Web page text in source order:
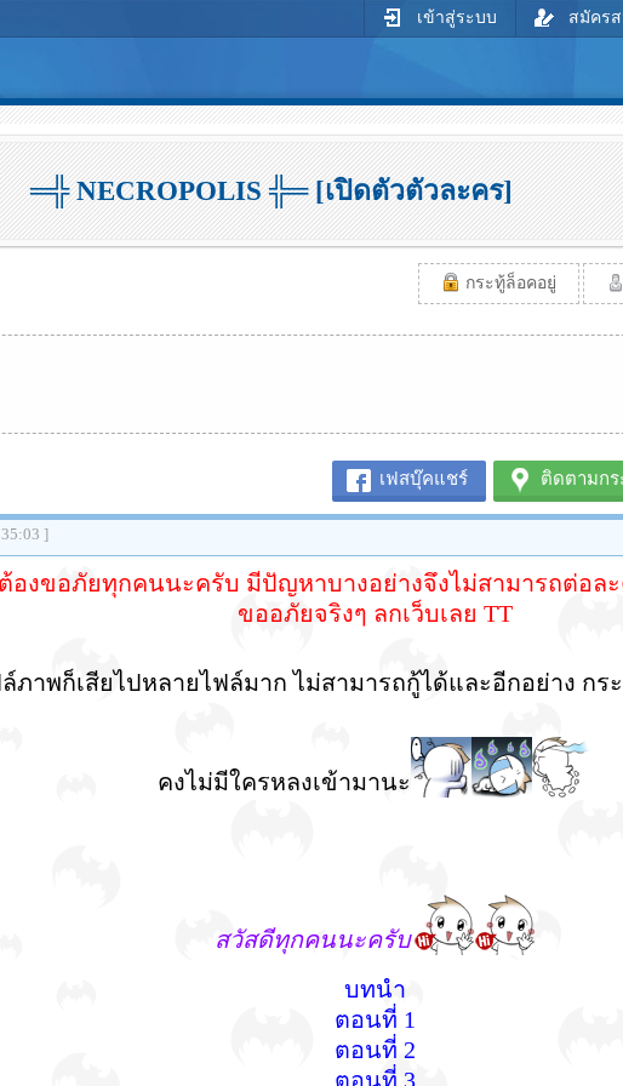
เข้าสู่ระบบ สมัคร
═╬ NECROPOLIS ╬═ [เปิดตัวตัวละคร]
กระทู้ล็อคอยู่
เฟสบุ๊คแชร์ ติดตามกร
]
องขอภัยทุกคนนะครับ มีปัญหาบางอย่างจึงไม่สามารถต่อล
ขออภัยจริงๆ ลกเว็บเลย TT
ภาพก็เสียไปหลายไฟล์มาก ไม่สามารถกู้ได้และอีกอย่าง กร
คงไม่มีใครหลงเข้ามานะ
สวัสดีทุกคนนะครับ
บทนำ
ตอนที่ 1
ตอนที่ 2
ตอนที่ 3